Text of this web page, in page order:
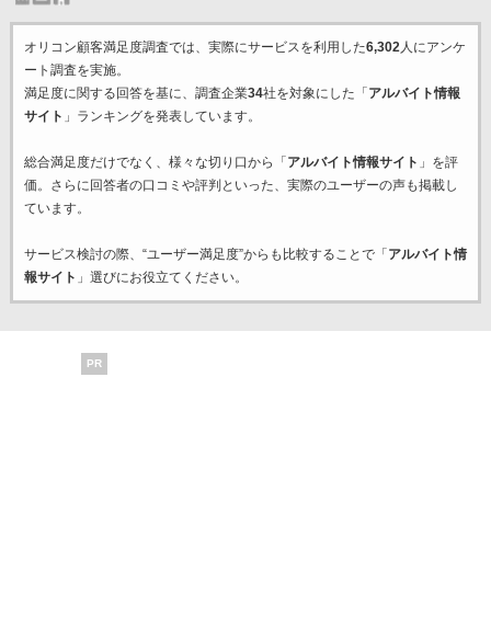
オリコン顧客満足度調査では、実際にサービスを利用した6,302人にアンケ
ート調査を実施。
満足度に関する回答を基に、調査企業34社を対象にした「 アルバイト情報
サイト 」ランキングを発表しています。
総合満足度だけでなく、様々な切り口から「 アルバイト情報サイト 」を評
価。さらに回答者の口コミや評判といった、実際のユーザーの声も掲載し
ています。
サービス検討の際、“ユーザー満足度”からも比較することで「 アルバイト情
報サイト 」選びにお役立てください。
PR